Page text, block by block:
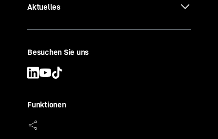
Aktuelles
Besuchen Sie uns
Funktionen